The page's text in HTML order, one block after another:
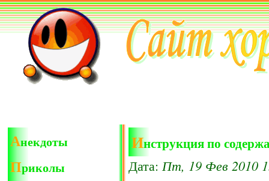
Анекдоты
Приколы
Инструкция по
Дата: Пт, 19 Фев 2010